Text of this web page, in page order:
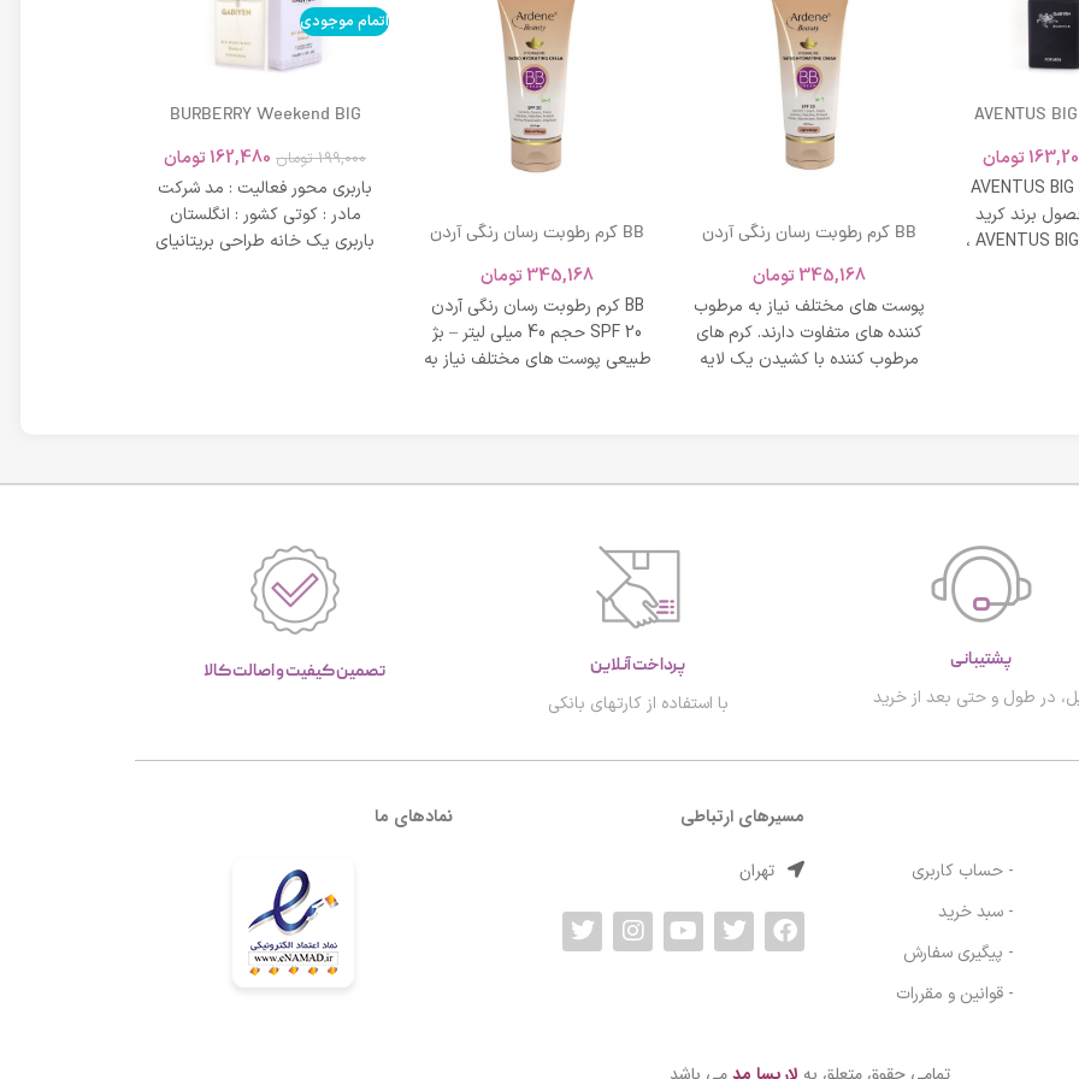
AVENTUS
تومان
AVENTUS
برند کرید
ادکلن AVENTUS BIG MODERN ،
BB کرم رطوبت رسان رنگی آردن
روشن
345,168تومان
پوست های مختلف نیاز به مرطوب
کننده های متفاوت دارند. کرم های
مرطوب کننده با کشیدن یک لایه
BB کرم رطوبت رسان رنگی آردن
طبیعی
345,168تومان
BB کرم رطوبت رسان رنگی آردن
SPF 20 حجم 40 میلی لیتر – بژ
طبیعی پوست های مختلف نیاز به
اتمام موجودی
BURBERRY Weekend BIG
199,000 تومان 162,480تومان
باربری محور فعالیت : مد شرکت
مادر : کوتی کشور : انگلستان
باربری یک خانه طراحی بریتانیای
پشتیبانی
در طول و حتی بعد از خرید
پرداخت آنلاین
با استفاده از کارتهای بانکی
تصمین کیفیت و اصالت کالا
- حساب کاربری
- سبد خرید
- پیگیری سفارش
- قوانین و مقررات
مسیرهای ارتباطی
تهران
نمادهای ما